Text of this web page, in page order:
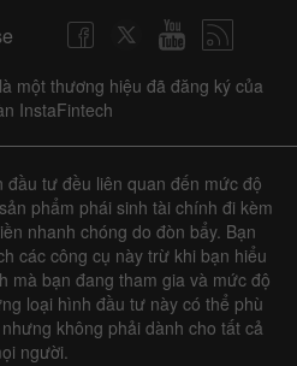
là một thương hiệu đã đăng ký của
InstaFintech
đầu tư đều liên quan đến mức độ
phẩm phái sinh tài chính đi kèm
nhanh chóng do đòn bẩy. Bạn
các công cụ này trừ khi bạn hiểu
mà bạn đang tham gia và mức độ
loại hình đầu tư này có thể phù
không phải dành cho tất cả
người.